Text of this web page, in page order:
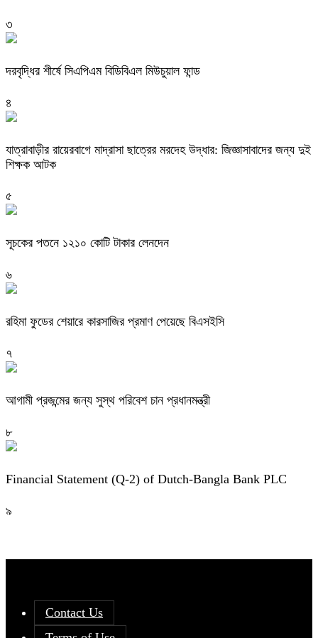
৩
দরবৃদ্ধির শীর্ষে সিএপিএম বিডিবিএল মিউচুয়াল ফান্ড
৪
যাত্রাবাড়ীর রায়েরবাগে মাদ্রাসা ছাত্রের মরদেহ উদ্ধার: জিজ্ঞাসাবাদের জন্য দুই
শিক্ষক আটক
৫
সূচকের পতনে ১২১০ কোটি টাকার লেনদেন
৬
রহিমা ফুডের শেয়ারে কারসাজির প্রমাণ পেয়েছে বিএসইসি
৭
আগামী প্রজন্মের জন্য সুস্থ পরিবেশ চান প্রধানমন্ত্রী
৮
Financial Statement (Q-2) of Dutch-Bangla Bank PLC
৯
Contact Us